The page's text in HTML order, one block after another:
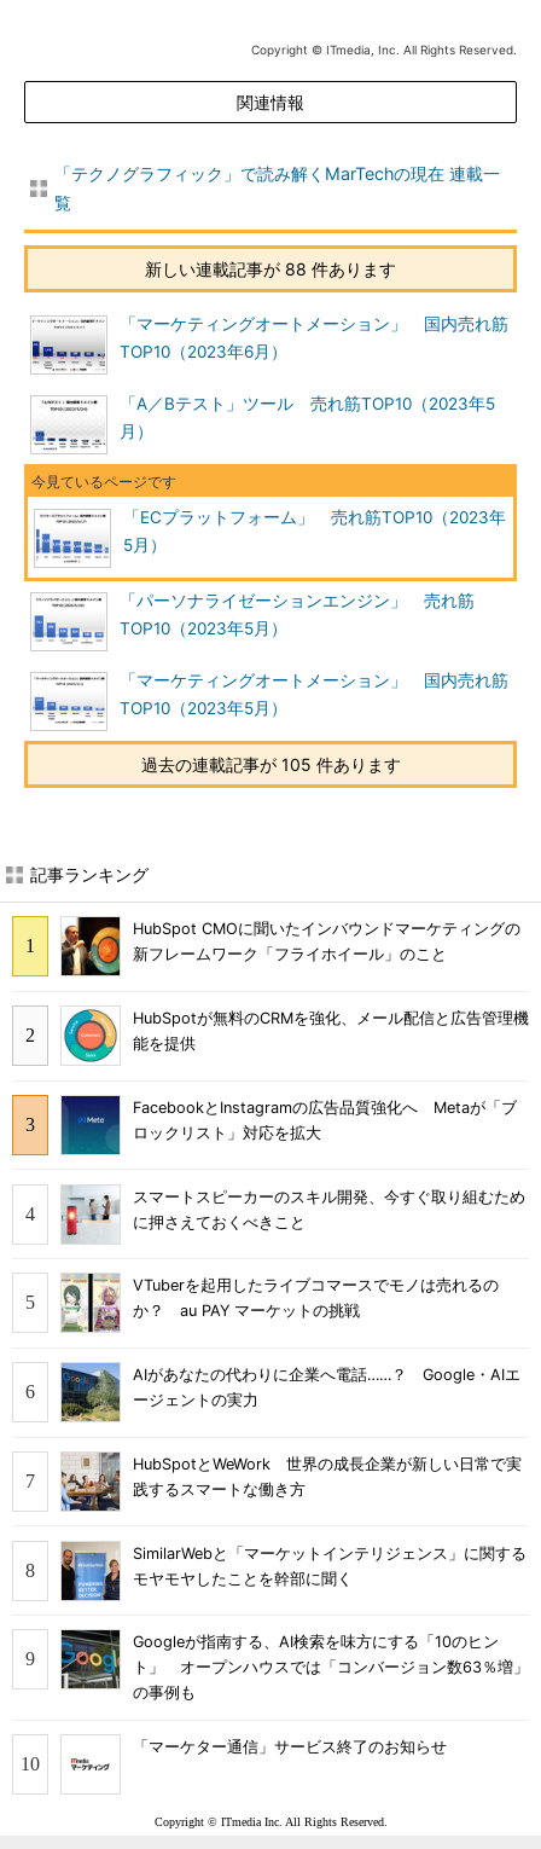
Copyright © ITmedia, Inc. All Rights Reserved.
関連情報
「テクノグラフィック」で読み解くMarTechの現在 連載一
覧
新しい連載記事が 88 件あります
「マーケティングオートメーション」 国内売れ筋
TOP10（2023年6月）
「A／Bテスト」ツール 売れ筋TOP10（2023年5
月）
「ECプラットフォーム」 売れ筋TOP10（2023年
5月）
「パーソナライゼーションエンジン」 売れ筋
TOP10（2023年5月）
「マーケティングオートメーション」 国内売れ筋
TOP10（2023年5月）
過去の連載記事が 105 件あります
記事ランキング
HubSpot CMOに聞いたインバウンドマーケティングの
新フレームワーク「フライホイール」のこと
HubSpotが無料のCRMを強化、メール配信と広告管理機
能を提供
FacebookとInstagramの広告品質強化へ Metaが「ブ
ロックリスト」対応を拡大
スマートスピーカーのスキル開発、今すぐ取り組むため
に押さえておくべきこと
VTuberを起用したライブコマースでモノは売れるの
か？ au PAY マーケットの挑戦
AIがあなたの代わりに企業へ電話……？ Google・AIエ
ージェントの実力
HubSpotとWeWork 世界の成長企業が新しい日常で実
践するスマートな働き方
SimilarWebと「マーケットインテリジェンス」に関する
モヤモヤしたことを幹部に聞く
Googleが指南する、AI検索を味方にする「10のヒン
ト」 オープンハウスでは「コンバージョン数63％増」
の事例も
「マーケター通信」サービス終了のお知らせ
Copyright © ITmedia Inc. All Rights Reserved.